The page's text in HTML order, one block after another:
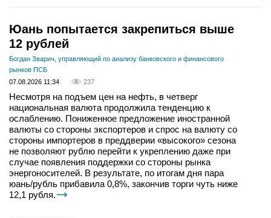
Юань попытается закрепиться выше
12 рублей
Богдан Зварич, управляющий по анализу банковского и финансового
рынков ПСБ
07.08.2026 11:34
237
Несмотря на подъем цен на нефть, в четверг
национальная валюта продолжила тенденцию к
ослаблению. Пониженное предложение иностранной
валюты со стороны экспортеров и спрос на валюту со
стороны импортеров в преддверии «высокого» сезона
не позволяют рублю перейти к укреплению даже при
случае появления поддержки со стороны рынка
энергоносителей. В результате, по итогам дня пара
юань/рубль прибавила 0,8%, закончив торги чуть ниже
12,1 рубля.